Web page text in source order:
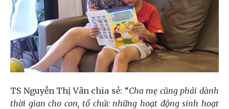
TS Nguyễn Thị Vân chia sẻ: “Cha mẹ cũng phải dành
thời gian cho con, tổ chức những hoạt động sinh hoạt